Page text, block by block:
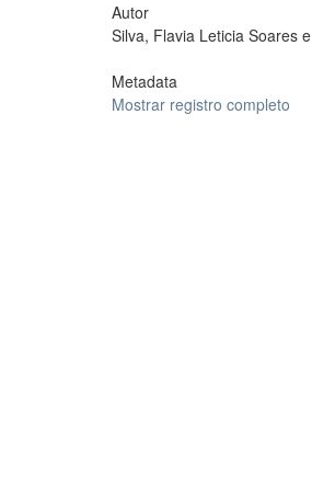
Autor
Silva, Flavia Leticia Soares e
Metadata
Mostrar registro completo